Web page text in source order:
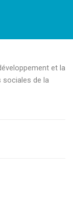
et la
sociales de la